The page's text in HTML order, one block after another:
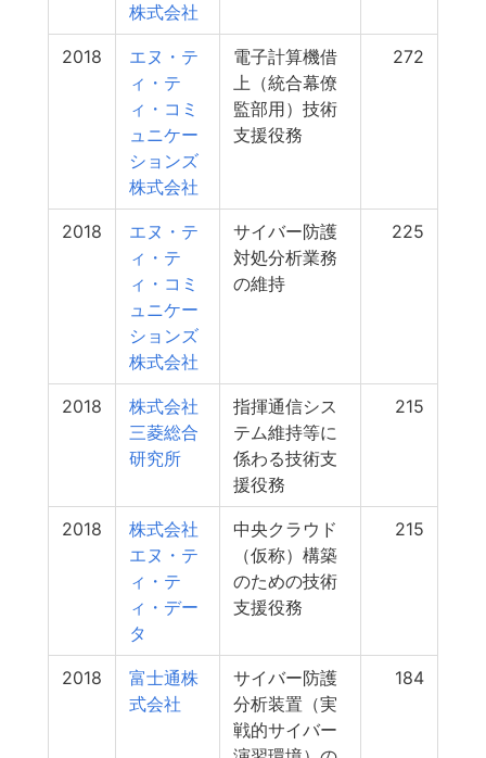
株式会社
2018
エヌ・テ
ィ・テ
ィ・コミ
ュニケー
ションズ
株式会社
電子計算機借
上（統合幕僚
監部用）技術
支援役務
272
2018
エヌ・テ
ィ・テ
ィ・コミ
ュニケー
ションズ
株式会社
サイバー防護
対処分析業務
の維持
225
2018
株式会社
三菱総合
研究所
指揮通信シス
テム維持等に
係わる技術支
援役務
215
2018
株式会社
エヌ・テ
ィ・テ
ィ・デー
タ
中央クラウド
（仮称）構築
のための技術
支援役務
215
2018
富士通株
式会社
サイバー防護
分析装置（実
戦的サイバー
184